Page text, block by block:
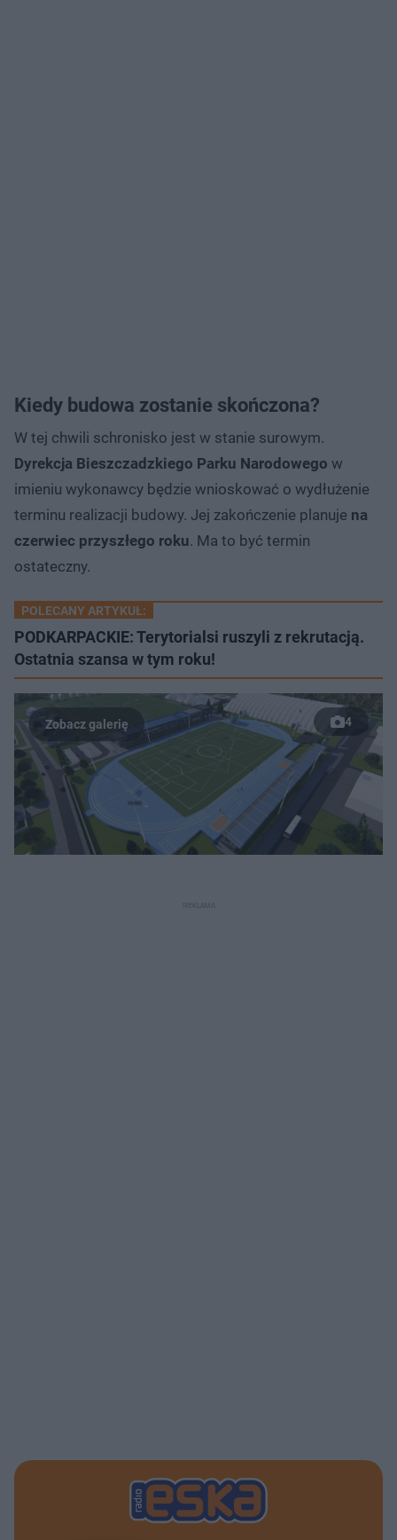
Kiedy budowa zostanie skończona?
W tej chwili schronisko jest w stanie surowym.
Dyrekcja Bieszczadzkiego Parku Narodowego w
imieniu wykonawcy będzie wnioskować o wydłużenie
terminu realizacji budowy. Jej zakończenie planuje na
czerwiec przyszłego roku. Ma to być termin
ostateczny.
POLECANY ARTYKUŁ:
PODKARPACKIE: Terytorialsi ruszyli z rekrutacją.
Ostatnia szansa w tym roku!
4